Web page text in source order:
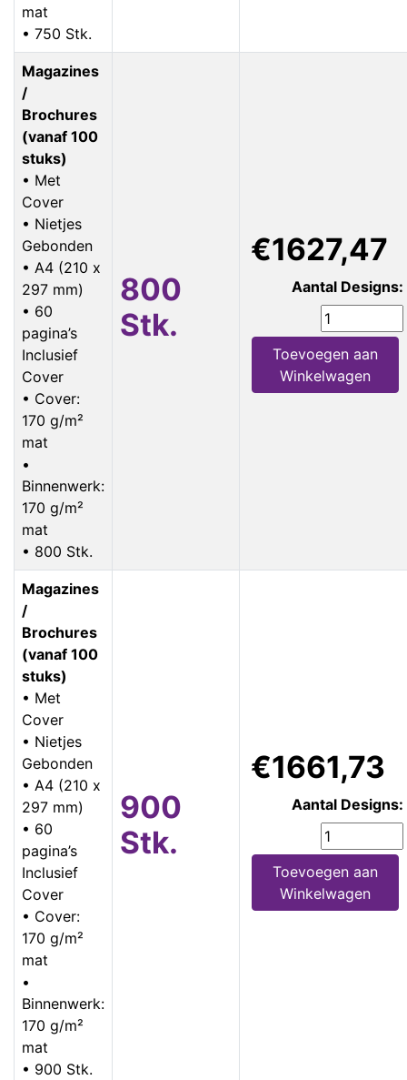
mat
• 750 Stk.
Magazines
/
Brochures
(vanaf 100
stuks)
• Met
Cover
• Nietjes
Gebonden
• A4 (210 x
297 mm)
• 60
pagina’s
Inclusief
Cover
• Cover:
170 g/m²
mat
•
Binnenwerk:
170 g/m²
mat
• 800 Stk.
800
Stk.
€1627,47
Aantal Designs:
Toevoegen aan
Winkelwagen
Magazines
/
Brochures
(vanaf 100
stuks)
• Met
Cover
• Nietjes
Gebonden
• A4 (210 x
297 mm)
• 60
pagina’s
Inclusief
Cover
• Cover:
170 g/m²
mat
•
Binnenwerk:
170 g/m²
mat
• 900 Stk.
900
Stk.
€1661,73
Aantal Designs:
Toevoegen aan
Winkelwagen